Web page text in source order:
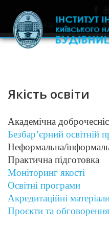
+380445971977
Якість освіти
Академічна
Безбар’єрний освітній
Неформальна/
Практична підготовка
Моніторинг якості
Освітні програми
Акредитаційні
Проєкти та